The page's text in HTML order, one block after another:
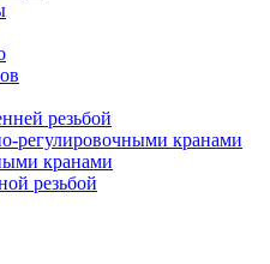
резьбой
регулировочными кранами
кранами
резьбой